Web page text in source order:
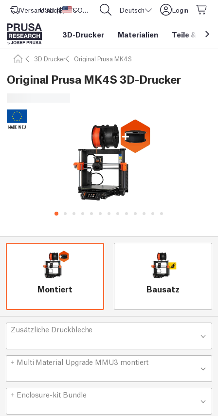
Versand nach Vereinigte Staaten
USD ($) CORE One L: Jetzt auf Lager! Deutsch Login
3D-Drucker Materialien Teile &
3D Drucker Original Prusa MK4S
Original Prusa MK4S 3D-Drucker
Montiert Bausatz
Zusätzliche Druckbleche
+ Multi Material Upgrade MMU3 montiert
+ Enclosure-kit Bundle